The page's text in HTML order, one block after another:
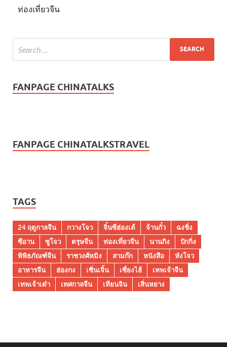
ท่องเที่ยวจีน
FANPAGE CHINATALKS
FANPAGE CHINATALKSTRAVEL
TAGS
24 ฤดูกาลจีน กวางโจว จิ๋นซีฮ่องเต้ จ้านกั๋ว
ฉงชิ่ง
ซีอาน
ซูโจว ตรุษจีน ท่องเที่ยวจีน นานกิง
ปักกิ่ง
พิพิธภัณฑ์จีน
ราชวงศ์หมิง สามก๊ก หนังสือ
หังโจว
อาหารจีน
ฮ่องกง เซิ่นเจิ้น เซี่ยงไฮ้
เทพเจ้าจีน
เทพเจ้าเต๋า
เทศกาลจีน เทียนจิน เสิ่นหยาง